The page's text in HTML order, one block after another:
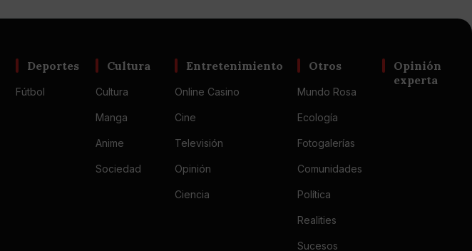
Deportes
Fútbol
Cultura
Cultura
Manga
Anime
Sociedad
Entretenimiento
Online Casino
Cine
Televisión
Opinión
Ciencia
Otros
Mundo Rosa
Ecología
Fotogalerías
Comunidades
Política
Realities
Sucesos
Opinión
experta